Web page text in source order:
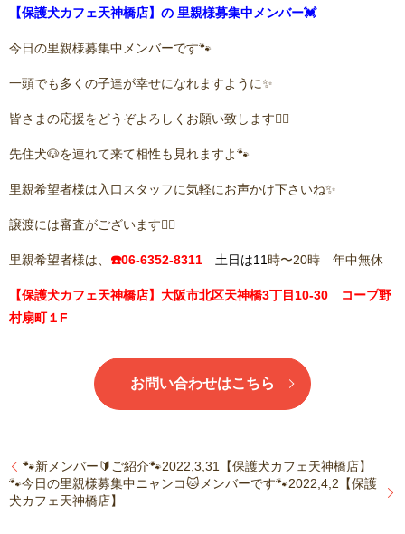
【保護犬カフェ天神橋店】の 里親様募集中メンバー💓
今日の里親様募集中メンバーです🐾
一頭でも多くの子達が幸せになれますように✨
皆さまの応援をどうぞよろしくお願い致します🙇‍♂️
先住犬🐶を連れて来て相性も見れますよ🐾
里親希望者様は入口スタッフに気軽にお声かけ下さいね✨
譲渡には審査がございます🙇‍♂️
里親希望者様は、 ☎️06-6352-8311 土日は11時〜20時 年中無休
【保護犬カフェ天神橋店】大阪市北区天神橋3丁目10-30 コープ野
村扇町１F
お問い合わせはこちら
🐾新メンバー🔰ご紹介🐾2022,3,31【保護犬カフェ天神橋店】
🐾今日の里親様募集中ニャンコ🐱メンバーです🐾2022,4,2【保護
犬カフェ天神橋店】